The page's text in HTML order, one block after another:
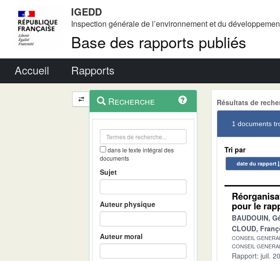
IGEDD
Inspection générale de l’environnement et du
Base des rapports publiés
Accueil Rapports
Navigation
et
outils
contextuel
Recherche
dans le texte intégral des
documents
Sujet
Auteur physique
Auteur moral
Résultats de
1 documents
Tri par
date du rapport
pour le
BAUDOUIN,
CLOUD,
CONSEIL
CONSEIL
Rapport: juil.